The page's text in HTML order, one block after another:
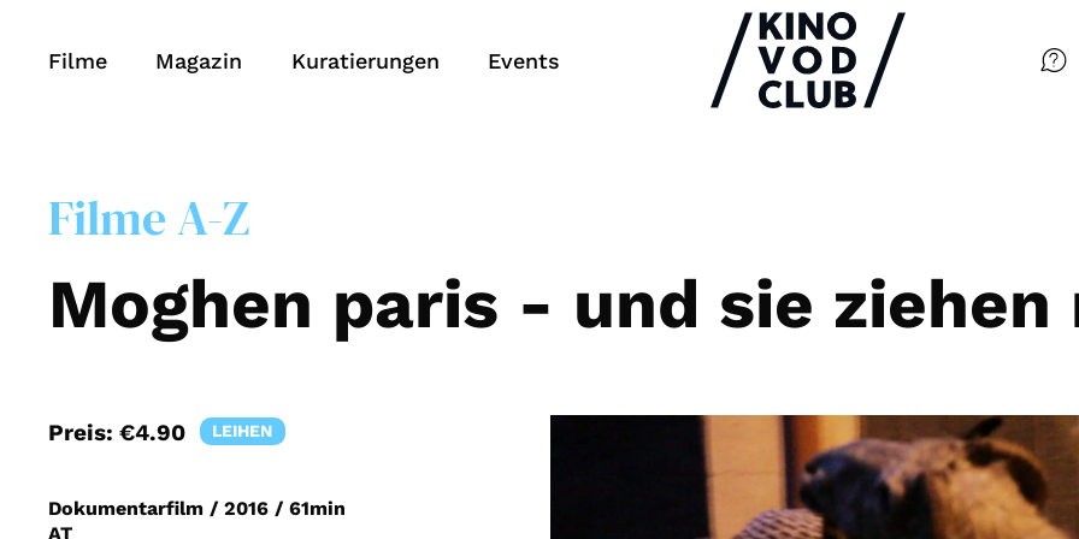
Kuratierungen
Events
So geht’s
Filmpakete
Filme Magazin Kuratierungen Events
Filme A-Z
Moghen paris - und sie
Preis: €4.90 LEIHEN
Dokumentarfilm / 2016 / 61min
AT